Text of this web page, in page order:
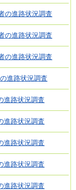
の進路状況調査
の進路状況調査
の進路状況調査
進路状況調査
進路状況調査
進路状況調査
進路状況調査
進路状況調査
進路状況調査